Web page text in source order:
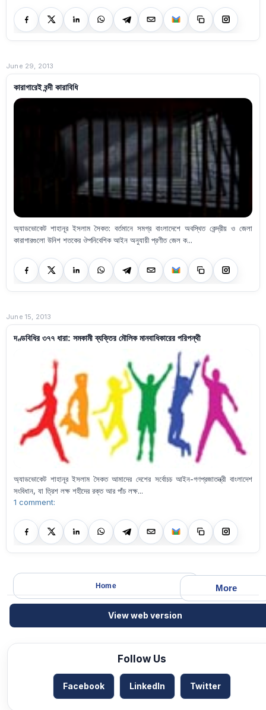
June 29, 2013
কারাগারেই বন্দী কারাবিধি
অ্যাডভোকেট শাহানূর ইসলাম সৈকত: বর্তমানে সমগ্র বাংলাদেশে অবস্থিত কেন্দ্রীয় ও জেলা
কারাগারগুলো উনিশ শতকের ঔপনিবেশিক আইন অনুযায়ী প্রণীত জেল ক...
June 15, 2013
দণ্ডবিধির ৩৭৭ ধারা: সমকামী ব্যক্তির মৌলিক মানবাধিকারের পরিপন্থী
অ্যাডভোকেট শাহানূর ইসলাম সৈকত আমাদের দেশের সর্বোচচ আইন-গণপ্রজাতন্ত্রী বাংলাদেশ
সংবিধান, যা ত্রিশ লক্ষ শহীদের রক্ত আর পাঁচ লক্ষ...
1 comment:
More
Home
View web version
Follow Us
Facebook LinkedIn Twitter